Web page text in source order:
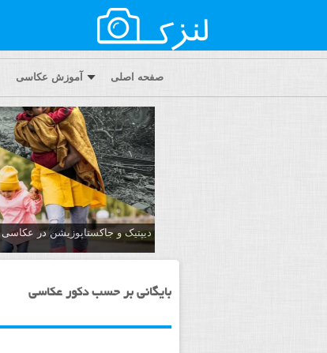
صفحه اصلی آموزش عکاسی
دیپتیک و جاکستا‌پوزیشن در عکاسی
بایگانی بر حسب دکور عکاسی